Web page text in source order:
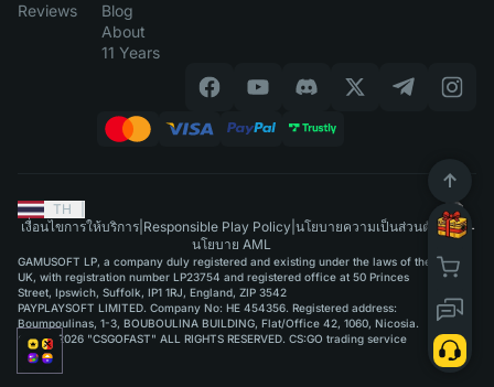
Reviews
Blog
About
11 Years
TH
เงื่อนไขการให้บริการ| Responsible Play Policy| นโยบายความเป็นส่วนตัว|
นโยบาย AML
GAMUSOFT LP, a company duly registered and existing under the laws of the
UK, with registration number LP23754 and registered office at 50 Princes
Street, Ipswich, Suffolk, IP1 1RJ, England, ZIP 3542
PAYPLAYSOFT LIMITED. Company No: HE 454356. Registered address:
Boumpoulinas, 1-3, BOUBOULINA BUILDING, Flat/Office 42, 1060, Nicosia.
©2015-2026 "CSGOFAST" ALL RIGHTS RESERVED. CS:GO trading service